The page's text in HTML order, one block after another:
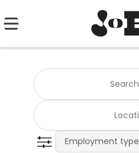
Employment type